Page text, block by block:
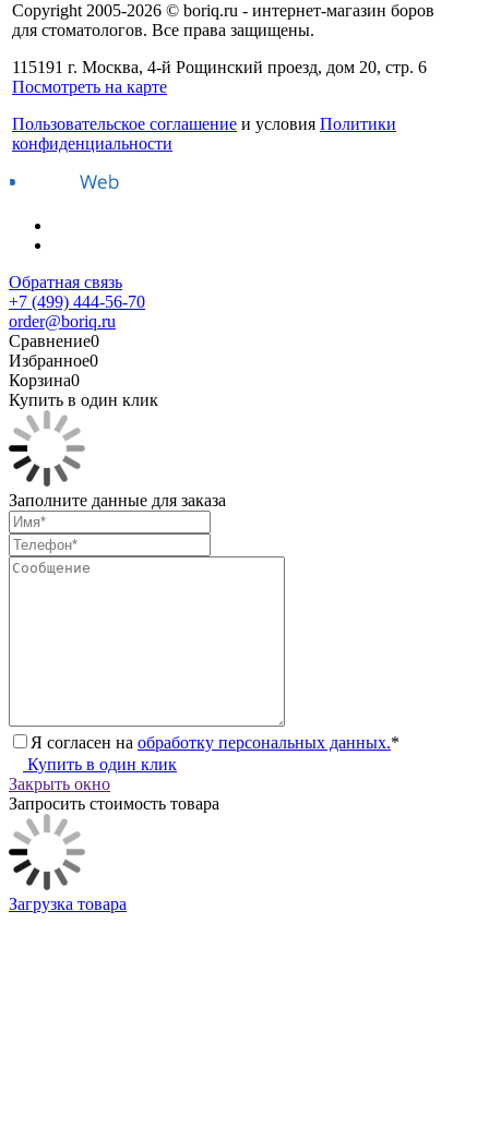
Copyright 2005-2026 © boriq.ru - интернет-магазин боров
для стоматологов. Все права защищены.
115191 г. Москва, 4-й Рощинский проезд, дом 20, стр. 6
Посмотреть на карте
Пользовательское соглашение и условия Политики
конфиденциальности
Обратная связь
+7 (499) 444-56-70
order@boriq.ru
Сравнение0
Избранное0
Корзина0
Купить в один клик
Заполните данные для заказа
Я согласен на обработку персональных данных.*
Купить в один клик
Закрыть окно
Запросить стоимость товара
Загрузка товара